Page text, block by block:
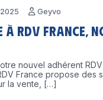
2025 Geyvo
à RDV France,
nouvel adhérent RDV
France propose des
la vente, […]